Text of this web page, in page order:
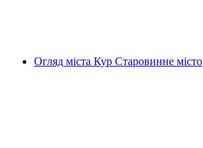
Огляд міста Кур Старовинне місто